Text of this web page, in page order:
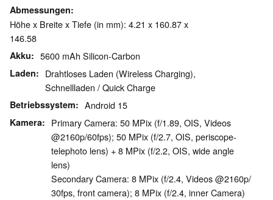
Abmessungen
Höhe x Breite x Tiefe (in mm): 4.21 x 160.87 x
146.58
Akku 5600 mAh Silicon-Carbon
Laden
Drahtloses Laden (Wireless Charging),
Schnellladen / Quick Charge
Betriebssystem Android 15
Kamera
Primary Camera: 50 MPix (f/​1.89, OIS, Videos
@2160p/​60fps); 50 MPix (f/​2.7, OIS, periscope-
telephoto lens) + 8 MPix (f/​2.2, OIS, wide angle
lens)
Secondary Camera: 8 MPix (f/​2.4, Videos @2160p/​
30fps, front camera); 8 MPix (f/​2.4, inner Camera)